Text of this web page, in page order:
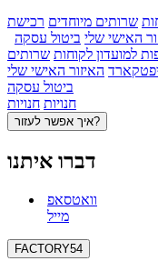
שרותים מיוחדים רכישת
האישי שלי ביטול עסקה
למועדון לקוחות שרותים
האיזור האישי שלי
ביטול עסקה
חנויות חנויות
איך אפשר לעזור?
דברו איתנו
וואטסאפ
מייל
FACTORY54